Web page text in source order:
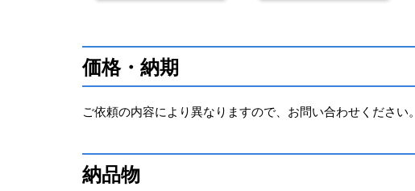
価格・納期
ご依頼の内容により異なりますので、お問い合わせください。
納品物